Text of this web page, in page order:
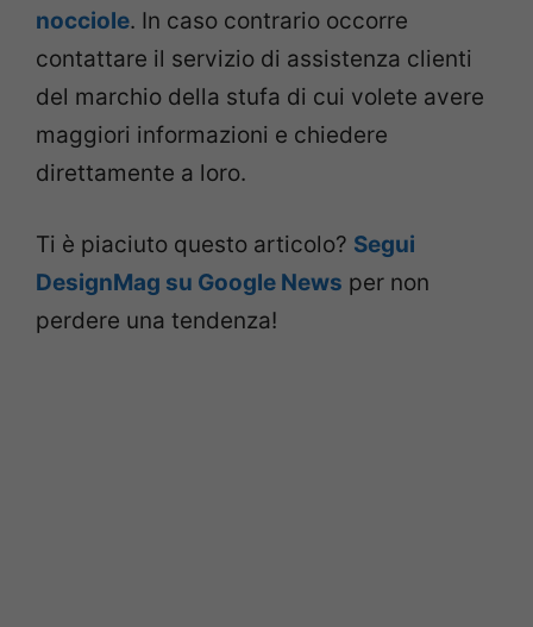
nocciole. In caso contrario occorre
contattare il servizio di assistenza clienti
del marchio della stufa di cui volete avere
maggiori informazioni e chiedere
direttamente a loro.
Ti è piaciuto questo articolo? Segui
DesignMag su Google News per non
perdere una tendenza!